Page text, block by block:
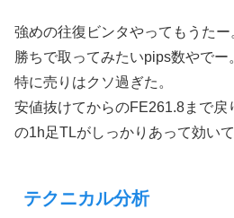
強めの往復ビンタやってもうたー
勝ちで取ってみたいpips数やでー
特に売りはクソ過ぎた。
安値抜けてからのFE261.8まで戻
の1h足TLがしっかりあって効いて
テクニカル分析